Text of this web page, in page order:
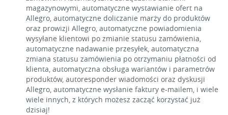
magazynowymi, automatyczne wystawianie ofert na
Allegro, automatyczne doliczanie marży do produktów
oraz prowizji Allegro, automatyczne powiadomienia
wysyłane klientowi po zmianie statusu zamówienia,
automatyczne nadawanie przesyłek, automatyczna
zmiana statusu zamówienia po otrzymaniu płatności od
klienta, automatyczna obsługa wariantów i parametrów
produktów, autoresponder wiadomości oraz dyskusji
Allegro, automatyczne wysłanie faktury e-mailem, i wiele
wiele innych, z których możesz zacząć korzystać już
dzisiaj!